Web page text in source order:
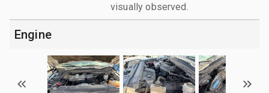
visually observed.
Engine